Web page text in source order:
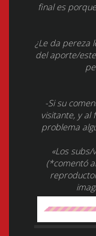
final es
¿Le da pereza
del aporte/
-Si su
visitante, y al
problema
«Los
(*comentó